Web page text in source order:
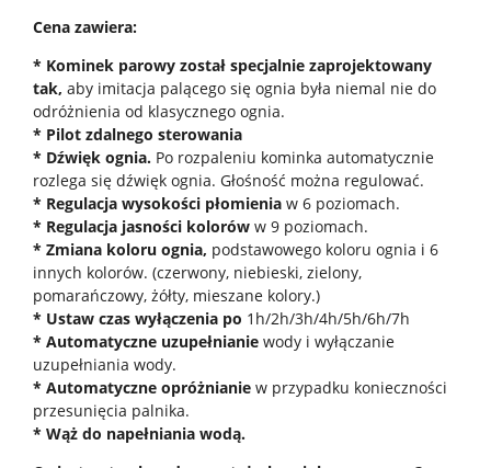
Cena zawiera:
* Kominek parowy został specjalnie zaprojektowany
tak, aby imitacja palącego się ognia była niemal nie do
odróżnienia od klasycznego ognia.
* Pilot zdalnego sterowania
* Dźwięk ognia.Po rozpaleniu kominka automatycznie
rozlega się dźwięk ognia. Głośność można regulować.
* Regulacja wysokości płomieniaw 6 poziomach.
* Regulacja jasności koloróww 9 poziomach.
* Zmiana koloru ognia, podstawowego koloru ognia i 6
innych kolorów. (czerwony, niebieski, zielony,
pomarańczowy, żółty, mieszane kolory.)
* Ustaw czas wyłączenia po 1h/2h/3h/4h/5h/6h/7h
* Automatyczne uzupełnianiewody i wyłączanie
uzupełniania wody.
* Automatyczne opróżnianiew przypadku konieczności
przesunięcia palnika.
* Wąż do napełniania wodą.